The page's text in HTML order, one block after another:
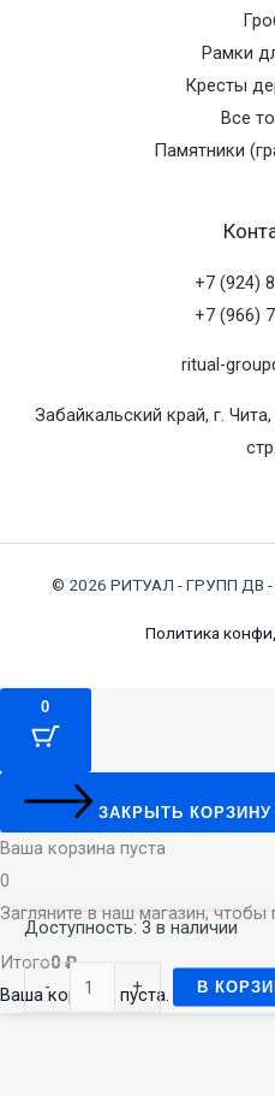
Рамки
Кресты
Все
Памятники
+7 (924)
+7 (966)
ritual-
Забайкальский край, г.
© 2026 РИТУАЛ - ГРУПП ДВ -
Политика
0
ЗАКРЫТЬ КОРЗИНУ
Ваша корзина пуста
0
Загляните в наш магазин, чтобы
Итого0 ₽
Ваша корзина пуста. За
Доступность: 3 в наличии
-
Количество
товара
Венок
+ В